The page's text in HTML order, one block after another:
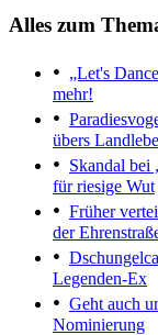
Alles zum
„Let's
mehr!
übers
Skandal bei
für riesige Wut
Früher
der
Legenden-Ex
Geht auch
Nominierung